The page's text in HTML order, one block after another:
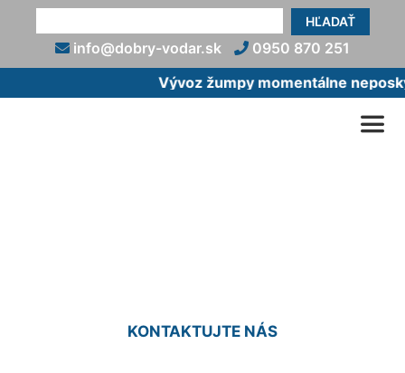
HĽADAŤ
info@dobry-vodar.sk
0950 870 251
Vývoz žumpy momentálne
KONTAKTUJTE NÁS